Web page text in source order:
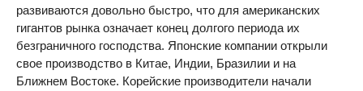
развиваются довольно быстро, что для американских
гигантов рынка означает конец долгого периода их
безграничного господства. Японские компании открыли
свое производство в Китае, Индии, Бразилии и на
Ближнем Востоке. Корейские производители начали